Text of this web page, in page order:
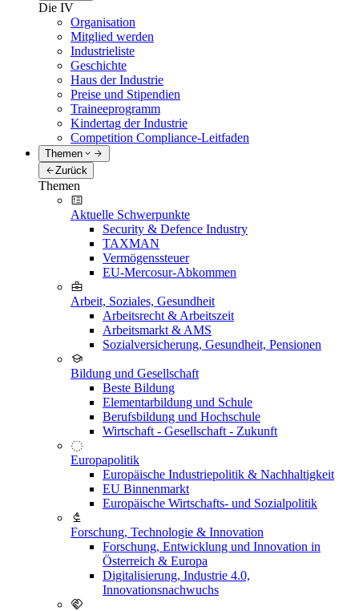
Die IV
Organisation
Mitglied werden
Industrieliste
Geschichte
Haus der Industrie
Preise und Stipendien
Traineeprogramm
Kindertag der Industrie
Competition Compliance-Leitfaden
Themen
Zurück
Themen
Aktuelle Schwerpunkte
Security & Defence Industry
TAXMAN
Vermögenssteuer
EU-Mercosur-Abkommen
Arbeit, Soziales, Gesundheit
Arbeitsrecht & Arbeitszeit
Arbeitsmarkt & AMS
Sozialversicherung, Gesundheit, Pensionen
Bildung und Gesellschaft
Beste Bildung
Elementarbildung und Schule
Berufsbildung und Hochschule
Wirtschaft - Gesellschaft - Zukunft
Europapolitik
Europäische Industriepolitik & Nachhaltigkeit
EU Binnenmarkt
Europäische Wirtschafts- und Sozialpolitik
Forschung, Technologie & Innovation
Forschung, Entwicklung und Innovation in
Österreich & Europa
Digitalisierung, Industrie 4.0,
Innovationsnachwuchs